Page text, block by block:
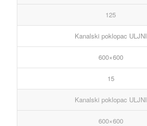
125
Kanalski poklopac ULJNI
600×600
15
Kanalski poklopac ULJNI
600×600